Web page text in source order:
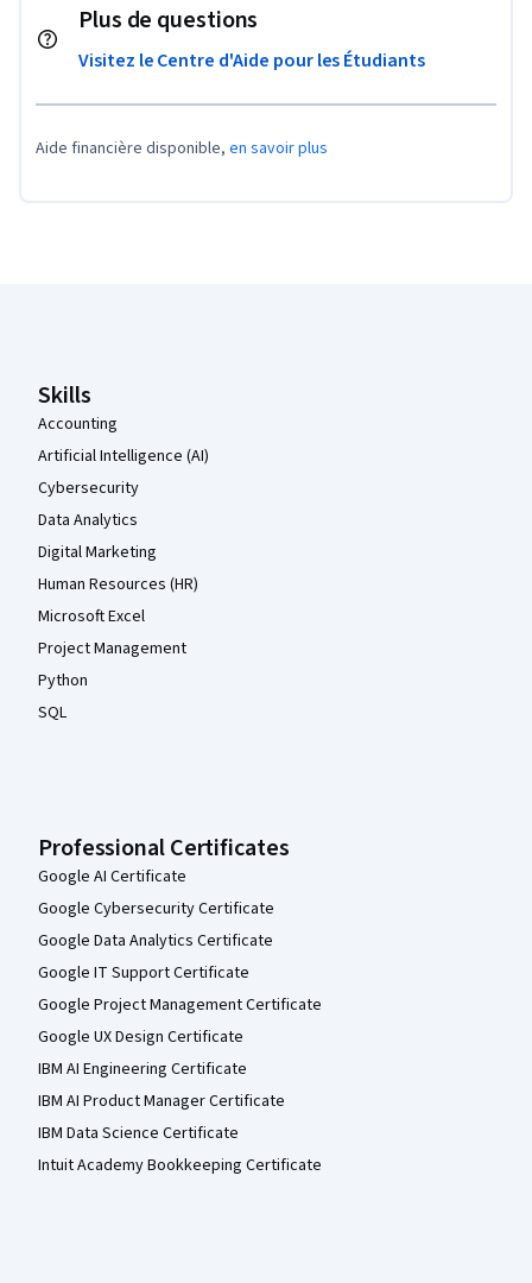
Plus de questions
Visitez le Centre d'Aide pour les Étudiants
Aide financière disponible, en savoir plus
Skills
Accounting
Artificial Intelligence (AI)
Cybersecurity
Data Analytics
Digital Marketing
Human Resources (HR)
Microsoft Excel
Project Management
Python
SQL
Professional Certificates
Google AI Certificate
Google Cybersecurity Certificate
Google Data Analytics Certificate
Google IT Support Certificate
Google Project Management Certificate
Google UX Design Certificate
IBM AI Engineering Certificate
IBM AI Product Manager Certificate
IBM Data Science Certificate
Intuit Academy Bookkeeping Certificate